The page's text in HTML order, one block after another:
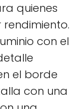
quienes
con el
el borde
con una